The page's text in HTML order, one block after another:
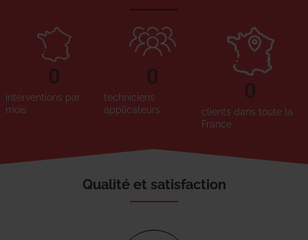
interventions par
mois
0
techniciens
applicateurs
0
clients dans toute la
France
0
Qualité et satisfaction